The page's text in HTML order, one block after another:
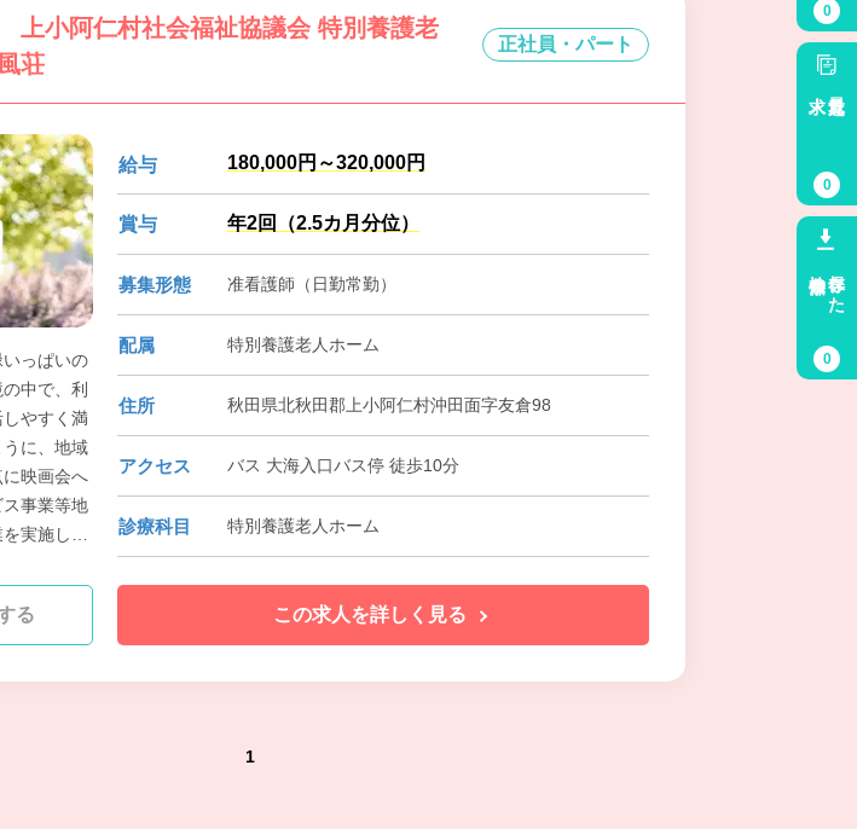
小阿仁村社会福祉協議会 特別養護老
荘
正社員・パート
っぱいの
中で、利
やすく満
に、地域
映画会へ
事業等地
実施して
給与 180,000円～320,000円
賞与 年2回（2.5カ月分位）
募集形態 准看護師（日勤常勤）
配属 特別養護老人ホーム
住所 秋田県北秋田郡上小阿仁村沖田面字友倉98
アクセス バス 大海入口バス停 徒歩10分
診療科目 特別養護老人ホーム
る この求人を詳しく見る
1
0
最近見た
0
保存した
0